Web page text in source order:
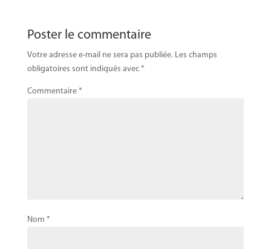
Poster le commentaire
Votre adresse e-mail ne sera pas publiée. Les champs
obligatoires sont indiqués avec *
Commentaire *
Nom *